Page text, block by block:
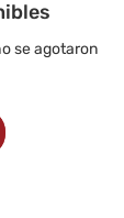
se agotaron